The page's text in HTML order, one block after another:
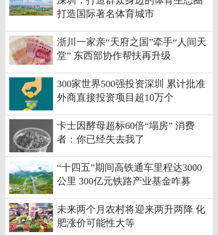
打造国际著名体育城市
浙川一家亲“天府之国”牵手“人间天
堂” 东西部协作帮扶再升级
300家世界500强投资深圳 累计批准
外商直接投资项目超10万个
卡士因酵母超标60倍“塌房” 消费
者：你已经失去我了
“十四五”期间高铁通车里程达3000
公里 300亿元铁路产业基金咋募
未来两个月农村将迎来两升两降 化
肥涨价可能性大等